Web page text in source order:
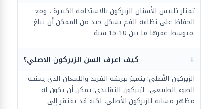
تمتاز تلبيس الأسنان الزيركون بالاستدامة الكبيرة ، ومع
الحفاظ على نظافة الفم بشكل جيد من الممكن أن يبلغ
متوسط عمرها ما بين 10-15 سنة.
كيف اعرف السن الزيركون الاصلي؟
الزيركون الأصلي: يتميز ببريقه الفريد واللمعان الذي يمنحه
الضوء الطبيعي. الزيركون التقليدي: يمكن أن يكون له
مظهر مشابه للزيركون الأصلي، لكنه قد يفتقر إلى